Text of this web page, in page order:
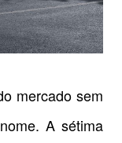
mercado sem
A sétima